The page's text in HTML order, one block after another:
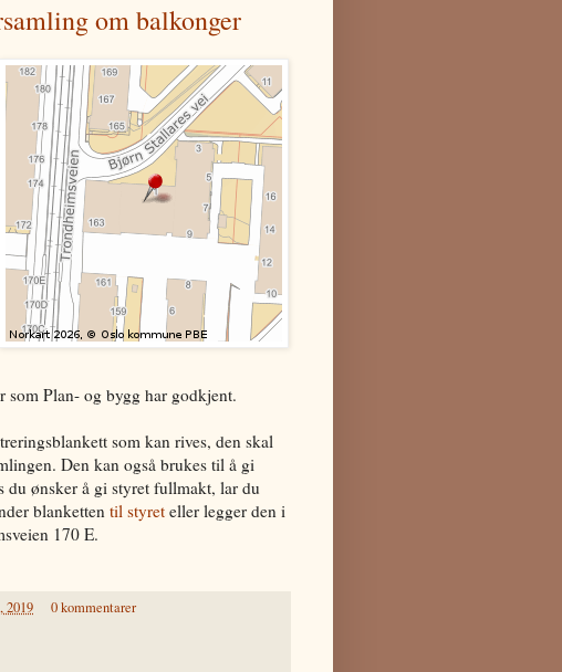
om balkonger
som Plan- og bygg har godkjent.
som kan rives, den skal
Den kan også brukes til å gi
ønsker å gi styret fullmakt, lar du
blanketten til styret eller legger den i
170 E.
2019
0 kommentarer